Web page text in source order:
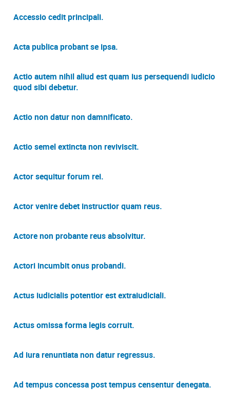
Accessio cedit principali.
Acta publica probant se ipsa.
Actio autem nihil aliud est quam ius persequendi iudicio
quod sibi debetur.
Actio non datur non damnificato.
Actio semel extincta non reviviscit.
Actor sequitur forum rei.
Actor venire debet instructior quam reus.
Actore non probante reus absolvitur.
Actori incumbit onus probandi.
Actus iudicialis potentior est extraiudiciali.
Actus omissa forma legis corruit.
Ad iura renuntiata non datur regressus.
Ad tempus concessa post tempus censentur denegata.